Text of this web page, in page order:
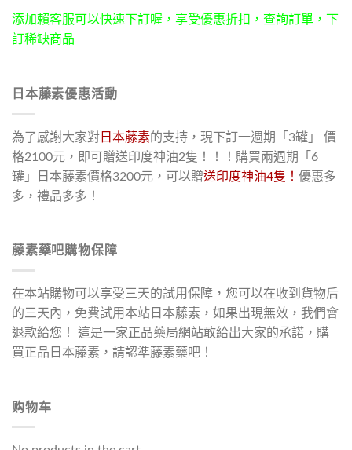
添加賴客服可以快速下訂喔，享受優惠折扣，查詢訂單，下
訂稀缺商品
日本藤素優惠活動
為了感謝大家對 日本藤素的支持，現下訂一週期「3罐」 價
格2100元，即可贈送印度神油2隻！！！購買兩週期「6
罐」日本藤素價格3200元，可以贈送印度神油4隻！ 優惠多
多，禮品多多！
藤素藥吧購物保障
在本站購物可以享受三天的試用保障，您可以在收到貨物后
的三天內，免費試用本站日本藤素，如果出現無效，我們會
退款給您！ 這是一家正品藥局網站敢給出大家的承諾，購
買正品日本藤素，請認準藤素藥吧！
购物车